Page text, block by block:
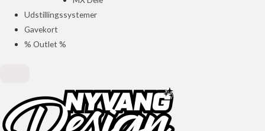
Udstillingssystemer
Gavekort
% Outlet %